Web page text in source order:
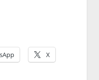
X